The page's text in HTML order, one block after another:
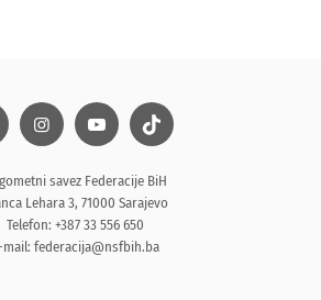
savez Federacije BiH
Lehara 3, 71000 Sarajevo
Telefon: +387 33 556 650
mail: federacija@nsfbih.ba